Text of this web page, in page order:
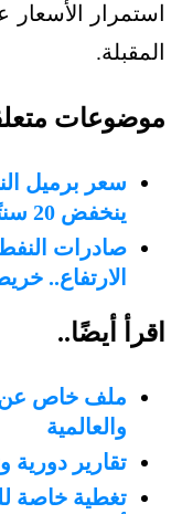
استمرار
المقبلة.
موضوعات
سعر برميل
ينخفض 20 سنتًا
الارتفاع..
اقرأ أيضًا..
ملف خاص عن
والعالمية
تقارير
تغطية خاصة